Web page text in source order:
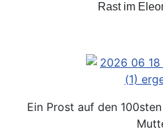
Rast im
Ein Prost auf den